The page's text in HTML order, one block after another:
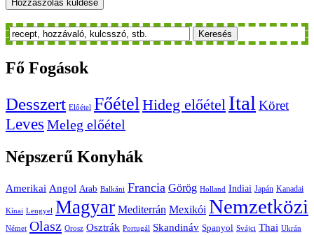
Keresés
Fő Fogások
Desszert Előétel FőételHideg előétel Ital Köret
Leves Meleg előétel
Népszerű Konyhák
Amerikai Angol Arab Balkáni Francia Görög Holland Indiai Japán Kanadai
Kínai Lengyel Magyar Mediterrán Mexikói Nemzetközi
Német Olasz Orosz Osztrák Portugál Skandináv Spanyol Svájci Thai Ukrán